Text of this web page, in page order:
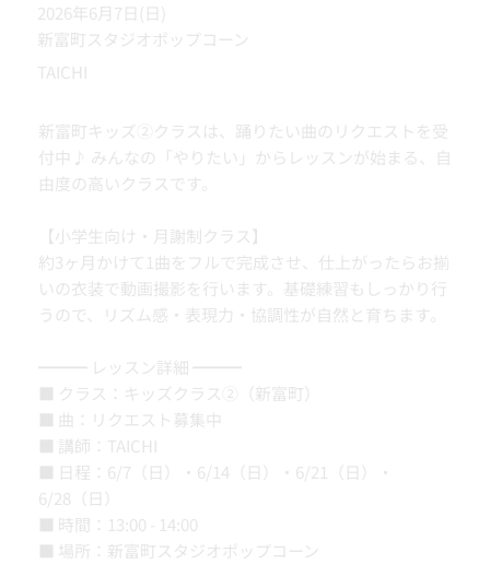
2026年6月7日(日)
新富町スタジオポップコーン
TAICHI
新富町キッズ②クラスは、踊りたい曲のリクエストを受
付中♪ みんなの「やりたい」からレッスンが始まる、自
由度の高いクラスです。
【小学生向け・月謝制クラス】
約3ヶ月かけて1曲をフルで完成させ、仕上がったらお揃
いの衣装で動画撮影を行います。基礎練習もしっかり行
うので、リズム感・表現力・協調性が自然と育ちます。
━━━ レッスン詳細 ━━━
■ クラス：キッズクラス②（新富町）
■ 曲：リクエスト募集中
■ 講師：TAICHI
■ 日程：6/7（日）・6/14（日）・6/21（日）・
6/28（日）
■ 時間：13:00 - 14:00
■ 場所：新富町スタジオポップコーン